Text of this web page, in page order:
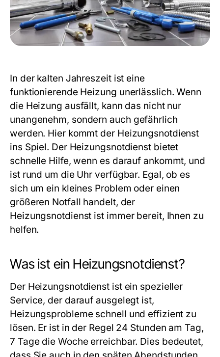
In der kalten Jahreszeit ist eine
funktionierende Heizung unerlässlich. Wenn
die Heizung ausfällt, kann das nicht nur
unangenehm, sondern auch gefährlich
werden. Hier kommt der Heizungsnotdienst
ins Spiel. Der Heizungsnotdienst bietet
schnelle Hilfe, wenn es darauf ankommt, und
ist rund um die Uhr verfügbar. Egal, ob es
sich um ein kleines Problem oder einen
größeren Notfall handelt, der
Heizungsnotdienst ist immer bereit, Ihnen zu
helfen.
Was ist ein Heizungsnotdienst?
Der Heizungsnotdienst ist ein spezieller
Service, der darauf ausgelegt ist,
Heizungsprobleme schnell und effizient zu
lösen. Er ist in der Regel 24 Stunden am Tag,
7 Tage die Woche erreichbar. Dies bedeutet,